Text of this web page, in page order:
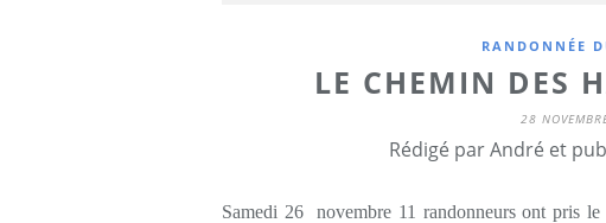
RANDONNÉE
LE CHEMIN DES
28
Rédigé par André et
Samedi 26 novembre 11 randonneurs ont pris